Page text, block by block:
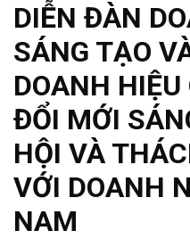
DIỄN ĐÀN
SÁNG TẠO
DOANH
ĐỔI MỚI
HỘI VÀ
VỚI DOANH
NAM